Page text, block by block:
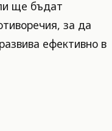
ще бъдат
за да
ефективно в